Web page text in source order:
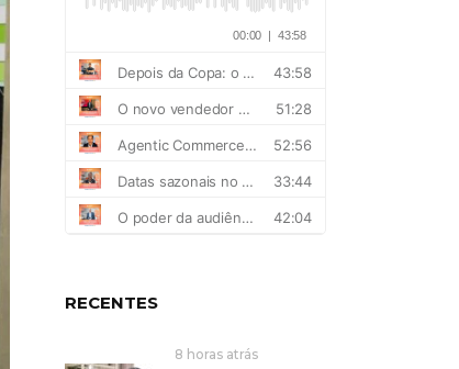
RECENTES
8 horas atrás